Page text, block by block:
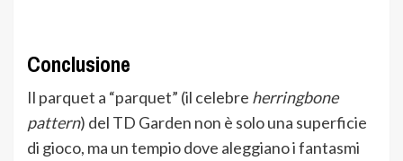
Conclusione
Il parquet a “parquet” (il celebre herringbone
pattern) del TD Garden non è solo una superficie
di gioco, ma un tempio dove aleggiano i fantasmi